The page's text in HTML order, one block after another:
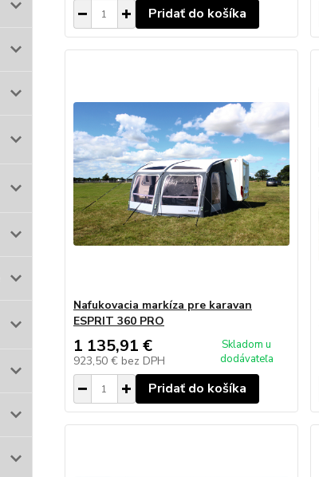
Pridať do košíka
Nafukovacia markíza pre karavan
ESPRIT 360 PRO
1 135,91 €
923,50 € bez DPH
Skladom u
dodávateľa
Pridať do košíka